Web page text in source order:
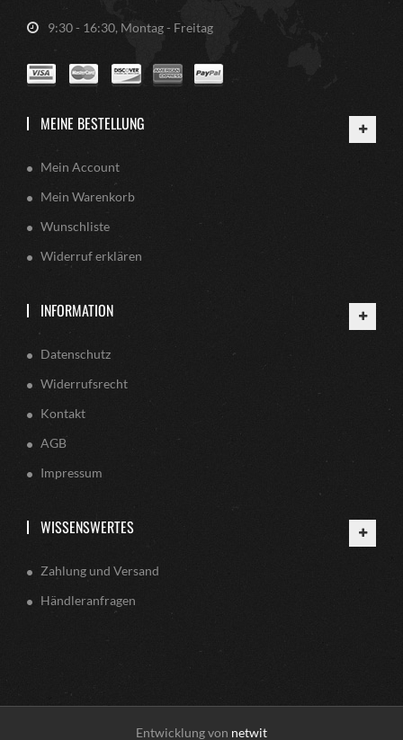
9:30 - 16:30, Montag - Freitag
MEINE BESTELLUNG
Mein Account
Mein Warenkorb
Wunschliste
Widerruf erklären
INFORMATION
Datenschutz
Widerrufsrecht
Kontakt
AGB
Impressum
WISSENSWERTES
Zahlung und Versand
Händleranfragen
Entwicklung von netwit